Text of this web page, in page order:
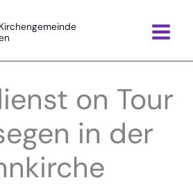
on Tour
in der